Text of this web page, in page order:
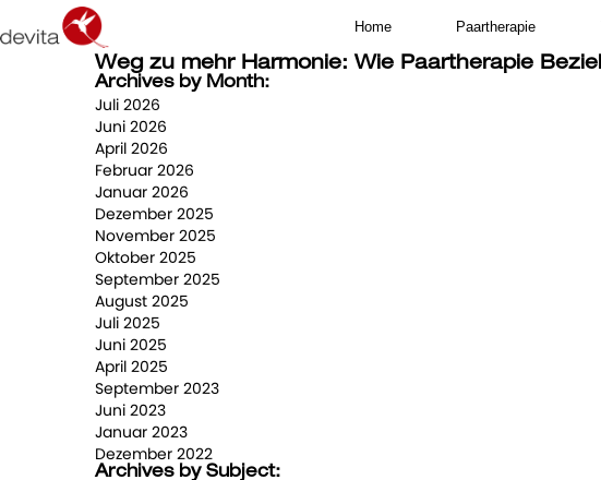
Home Paartherapie
Weg zu mehr Harmonie: Wie Paartherapie
Archives by Month:
Juli 2026
Juni 2026
April 2026
Februar 2026
Januar 2026
Dezember 2025
November 2025
Oktober 2025
September 2025
August 2025
Juli 2025
Juni 2025
April 2025
September 2023
Juni 2023
Januar 2023
Dezember 2022
Archives by Subject: